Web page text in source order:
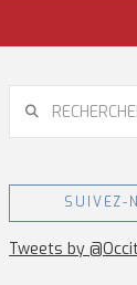
SUIVEZ-
Tweets by